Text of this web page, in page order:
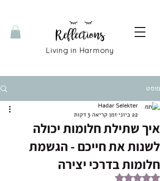
Living in Harmony
פוסט
איך שתילת חלומות יכולה
לשנות את חייכם - הגשמת
חלומות בדרכי יצירה
Hadar Selekter
22 ביוני
זמן קריאה 3 דקות
דירוג של NaN מתוך 5 כוכבים